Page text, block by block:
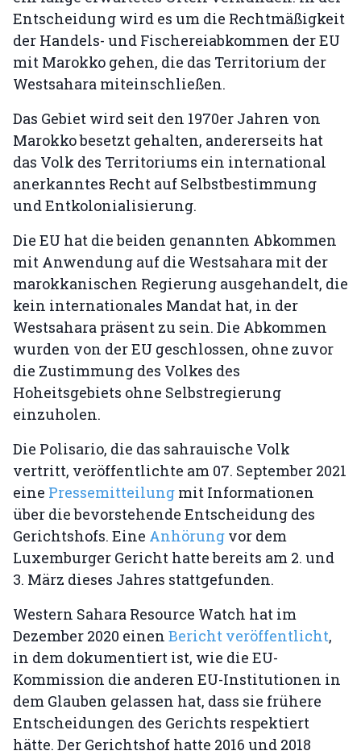
Entscheidung wird es um die Rechtmäßigkeit
der Handels- und Fischereiabkommen der EU
mit Marokko gehen, die das Territorium der
Westsahara miteinschließen.
Das Gebiet wird seit den 1970er Jahren von
Marokko besetzt gehalten, andererseits hat
das Volk des Territoriums ein international
anerkanntes Recht auf Selbstbestimmung
und Entkolonialisierung.
Die EU hat die beiden genannten Abkommen
mit Anwendung auf die Westsahara mit der
marokkanischen Regierung ausgehandelt, die
kein internationales Mandat hat, in der
Westsahara präsent zu sein. Die Abkommen
wurden von der EU geschlossen, ohne zuvor
die Zustimmung des Volkes des
Hoheitsgebiets ohne Selbstregierung
einzuholen.
Die Polisario, die das sahrauische Volk
vertritt, veröffentlichte am 07. September 2021
eine Pressemitteilung mit Informationen
über die bevorstehende Entscheidung des
Gerichtshofs. Eine Anhörung vor dem
Luxemburger Gericht hatte bereits am 2. und
3. März dieses Jahres stattgefunden.
Western Sahara Resource Watch hat im
Dezember 2020 einen Bericht veröffentlicht,
in dem dokumentiert ist, wie die EU-
Kommission die anderen EU-Institutionen in
dem Glauben gelassen hat, dass sie frühere
Entscheidungen des Gerichts respektiert
hätte. Der Gerichtshof hatte 2016 und 2018